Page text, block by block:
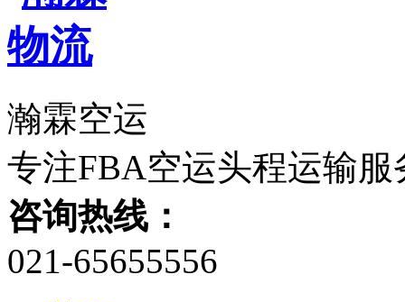
瀚霖空运
专注FBA空运头程运输服
咨询热线：
021-65655556